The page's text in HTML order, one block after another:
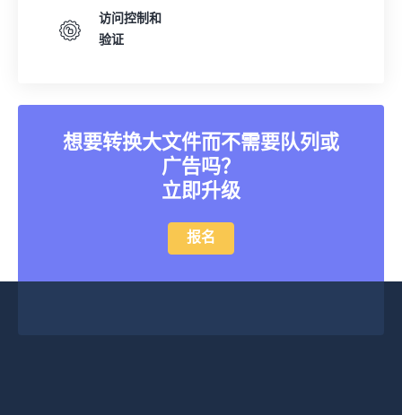
访问控制和
验证
想要转换大文件而不需要队列或
广告吗？
立即升级
报名